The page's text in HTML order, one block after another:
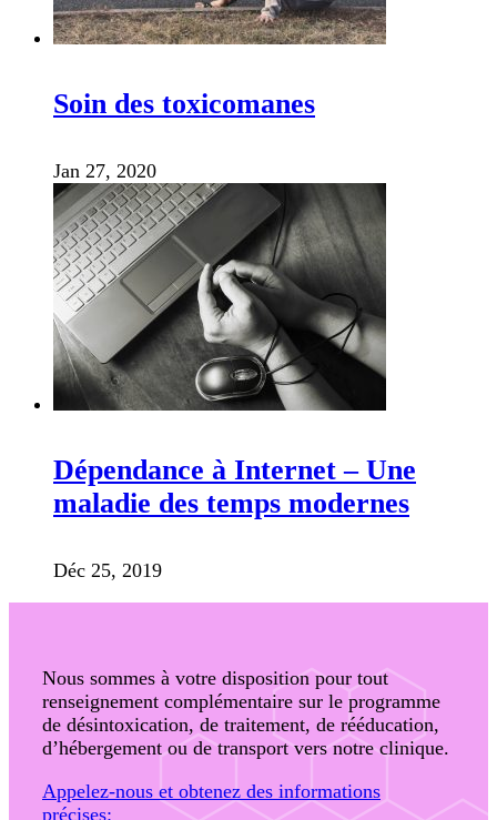
Soin des toxicomanes
Jan 27, 2020
Dépendance à Internet – Une
maladie des temps modernes
Déc 25, 2019
Nous sommes à votre disposition pour tout
renseignement complémentaire sur le programme
de désintoxication, de traitement, de rééducation,
d’hébergement ou de transport vers notre clinique.
Appelez-nous et obtenez des informations
précises: